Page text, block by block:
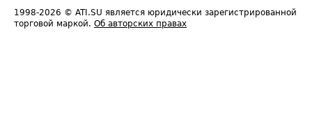
1998-2026 © ATI.SU является юридически зарегистрированной
торговой маркой. Об авторских правах